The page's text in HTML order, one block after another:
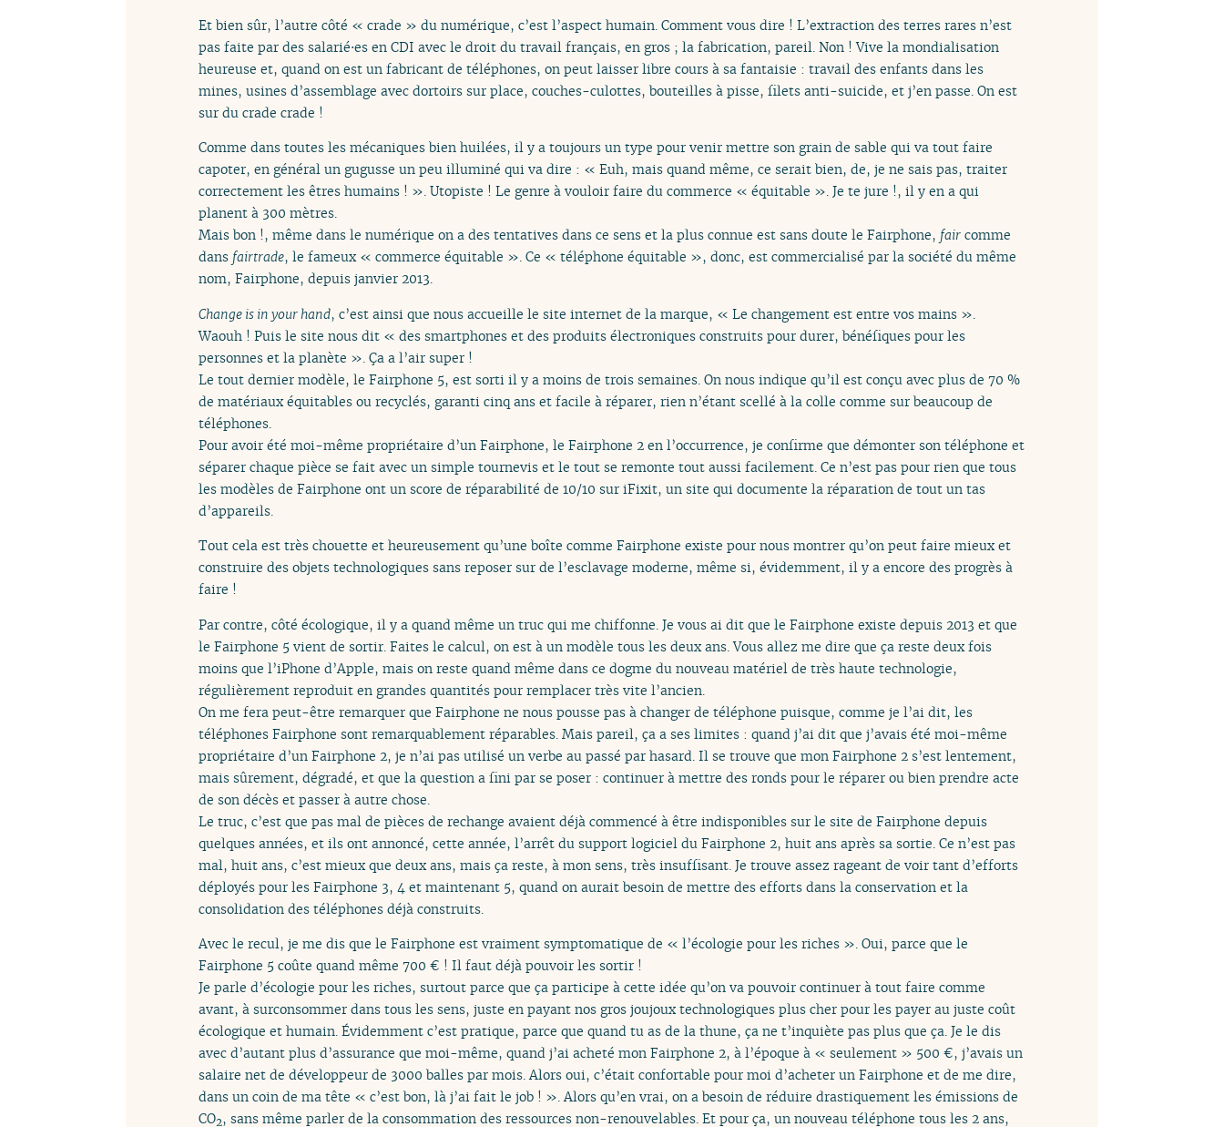
Et bien sûr, l’autre côté « crade » du numérique, c’est l’aspect humain. Comment vous dire ! L’extraction des terres rares n’est
pas faite par des salarié⋅es en CDI avec le droit du travail français, en gros ; la fabrication, pareil. Non ! Vive la mondialisation
heureuse et, quand on est un fabricant de téléphones, on peut laisser libre cours à sa fantaisie : travail des enfants dans les
mines, usines d’assemblage avec dortoirs sur place, couches-culottes, bouteilles à pisse, filets anti-suicide, et j’en passe. On est
sur du crade crade !
Comme dans toutes les mécaniques bien huilées, il y a toujours un type pour venir mettre son grain de sable qui va tout faire
capoter, en général un gugusse un peu illuminé qui va dire : « Euh, mais quand même, ce serait bien, de, je ne sais pas, traiter
correctement les êtres humains ! ». Utopiste ! Le genre à vouloir faire du commerce « équitable ». Je te jure !, il y en a qui
planent à 300 mètres.
Mais bon !, même dans le numérique on a des tentatives dans ce sens et la plus connue est sans doute le Fairphone, fair comme
dans fairtrade, le fameux « commerce équitable ». Ce « téléphone équitable », donc, est commercialisé par la société du même
nom, Fairphone, depuis janvier 2013.
Change is in your hand, c’est ainsi que nous accueille le site internet de la marque, « Le changement est entre vos mains ».
Waouh ! Puis le site nous dit « des smartphones et des produits électroniques construits pour durer, bénéfiques pour les
personnes et la planète ». Ça a l’air super !
Le tout dernier modèle, le Fairphone 5, est sorti il y a moins de trois semaines. On nous indique qu’il est conçu avec plus de 70 %
de matériaux équitables ou recyclés, garanti cinq ans et facile à réparer, rien n’étant scellé à la colle comme sur beaucoup de
téléphones.
Pour avoir été moi-même propriétaire d’un Fairphone, le Fairphone 2 en l’occurrence, je confirme que démonter son téléphone et
séparer chaque pièce se fait avec un simple tournevis et le tout se remonte tout aussi facilement. Ce n’est pas pour rien que tous
les modèles de Fairphone ont un score de réparabilité de 10/10 sur iFixit, un site qui documente la réparation de tout un tas
d’appareils.
Tout cela est très chouette et heureusement qu’une boîte comme Fairphone existe pour nous montrer qu’on peut faire mieux et
construire des objets technologiques sans reposer sur de l’esclavage moderne, même si, évidemment, il y a encore des progrès à
faire !
Par contre, côté écologique, il y a quand même un truc qui me chiffonne. Je vous ai dit que le Fairphone existe depuis 2013 et que
le Fairphone 5 vient de sortir. Faites le calcul, on est à un modèle tous les deux ans. Vous allez me dire que ça reste deux fois
moins que l’iPhone d’Apple, mais on reste quand même dans ce dogme du nouveau matériel de très haute technologie,
régulièrement reproduit en grandes quantités pour remplacer très vite l’ancien.
On me fera peut-être remarquer que Fairphone ne nous pousse pas à changer de téléphone puisque, comme je l’ai dit, les
téléphones Fairphone sont remarquablement réparables. Mais pareil, ça a ses limites : quand j’ai dit que j’avais été moi-même
propriétaire d’un Fairphone 2, je n’ai pas utilisé un verbe au passé par hasard. Il se trouve que mon Fairphone 2 s’est lentement,
mais sûrement, dégradé, et que la question a fini par se poser : continuer à mettre des ronds pour le réparer ou bien prendre acte
de son décès et passer à autre chose.
Le truc, c’est que pas mal de pièces de rechange avaient déjà commencé à être indisponibles sur le site de Fairphone depuis
quelques années, et ils ont annoncé, cette année, l’arrêt du support logiciel du Fairphone 2, huit ans après sa sortie. Ce n’est pas
mal, huit ans, c’est mieux que deux ans, mais ça reste, à mon sens, très insuffisant. Je trouve assez rageant de voir tant d’efforts
déployés pour les Fairphone 3, 4 et maintenant 5, quand on aurait besoin de mettre des efforts dans la conservation et la
consolidation des téléphones déjà construits.
Avec le recul, je me dis que le Fairphone est vraiment symptomatique de « l’écologie pour les riches ». Oui, parce que le
Fairphone 5 coûte quand même 700 € ! Il faut déjà pouvoir les sortir !
Je parle d’écologie pour les riches, surtout parce que ça participe à cette idée qu’on va pouvoir continuer à tout faire comme
avant, à surconsommer dans tous les sens, juste en payant nos gros joujoux technologiques plus cher pour les payer au juste coût
écologique et humain. Évidemment c’est pratique, parce que quand tu as de la thune, ça ne t’inquiète pas plus que ça. Je le dis
avec d’autant plus d’assurance que moi-même, quand j’ai acheté mon Fairphone 2, à l’époque à « seulement » 500 €, j’avais un
salaire net de développeur de 3000 balles par mois. Alors oui, c’était confortable pour moi d’acheter un Fairphone et de me dire,
dans un coin de ma tête « c’est bon, là j’ai fait le job ! ». Alors qu’en vrai, on a besoin de réduire drastiquement les émissions de
CO2, sans même parler de la consommation des ressources non-renouvelables. Et pour ça, un nouveau téléphone tous les 2 ans,